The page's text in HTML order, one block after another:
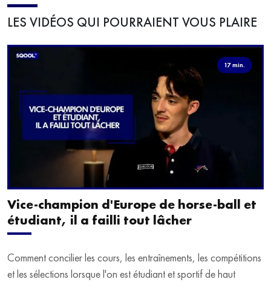
LES VIDÉOS QUI POURRAIENT VOUS PLAIRE
17 min.
Vice-champion d'Europe de horse-ball et
étudiant, il a failli tout lâcher
Comment concilier les cours, les entraînements, les compétitions
et les sélections lorsque l'on est étudiant et sportif de haut